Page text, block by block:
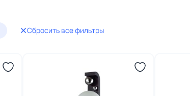
Сбросить все фильтры